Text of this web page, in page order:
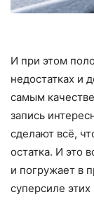
И при этом
недостатках и
самым
запись
сделают всё,
остатка. И это
и погружает в
суперсиле